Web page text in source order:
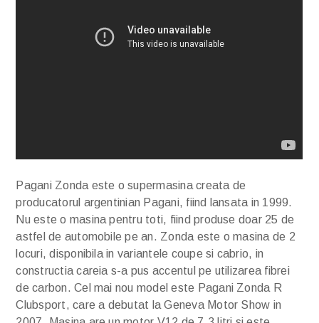
Pagani Zonda este o supermasina creata de
producatorul argentinian Pagani, fiind lansata in 1999.
Nu este o masina pentru toti, fiind produse doar 25 de
astfel de automobile pe an. Zonda este o masina de 2
locuri, disponibila in variantele coupe si cabrio, in
constructia careia s-a pus accentul pe utilizarea fibrei
de carbon. Cel mai nou model este Pagani Zonda R
Clubsport, care a debutat la Geneva Motor Show in